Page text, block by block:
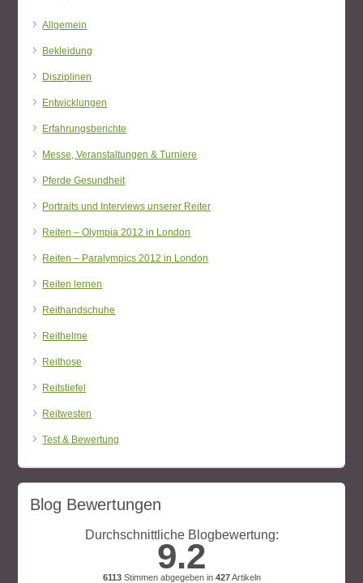
Allgemein
Bekleidung
Disziplinen
Entwicklungen
Erfahrungsberichte
Messe, Veranstaltungen & Turniere
Pferde Gesundheit
Portraits und Interviews unserer Reiter
Reiten – Olympia 2012 in London
Reiten – Paralympics 2012 in London
Reiten lernen
Reithandschuhe
Reithelme
Reithose
Reitstiefel
Reitwesten
Test & Bewertung
Blog Bewertungen
Durchschnittliche Blogbewertung:
9.2
6113Stimmen abgegeben in 427Artikeln